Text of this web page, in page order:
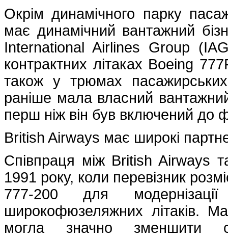
Окрім динамічного парку
має динамічний вантажний
International Airlines Group
контрактних літаках Boeing
також у трюмах пасажирських
раніше мала власний
перш ніж він був включений до
British Airways має широкі
Співпраця між British Airways
1991 року, коли перевізник
777-200 для
широкофюзеляжних літаків.
могла значно зменшити